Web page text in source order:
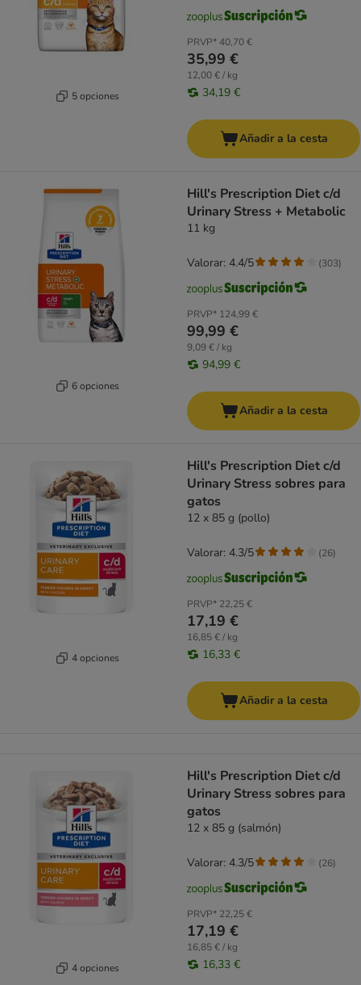
5 opciones
PRVP*40,70 €
35,99 €
12,00 € / kg
34,19 €
Añadir a la cesta
6 opciones
Hill's Prescription Diet c/d
Urinary Stress + Metabolic
11 kg
PRVP* 124,99 €
99,99 €
9,09 € / kg
94,99 €
Valorar: 4.4/5 (303)
Añadir a la cesta
4 opciones
Hill's Prescription Diet c/d
Urinary Stress sobres para
gatos
12 x 85 g (pollo)
PRVP* 22,25 €
17,19 €
16,85 € / kg
16,33 €
Valorar: 4.3/5 (26)
Añadir a la cesta
4 opciones
Hill's Prescription Diet c/d
Urinary Stress sobres para
gatos
12 x 85 g (salmón)
PRVP* 22,25 €
17,19 €
16,85 € / kg
16,33 €
Valorar: 4.3/5 (26)